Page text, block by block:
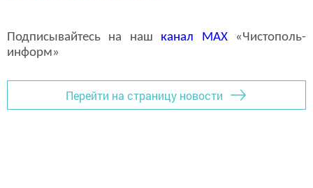
Подписывайтесь на наш канал MAX«Чистополь-
информ»
Перейти на страницу новости